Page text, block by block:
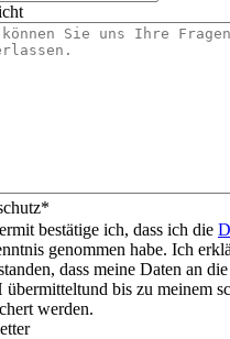
*
bestätige ich, dass ich die
genommen habe. Ich
dass meine Daten an
übermitteltund bis zu meinem
werden.